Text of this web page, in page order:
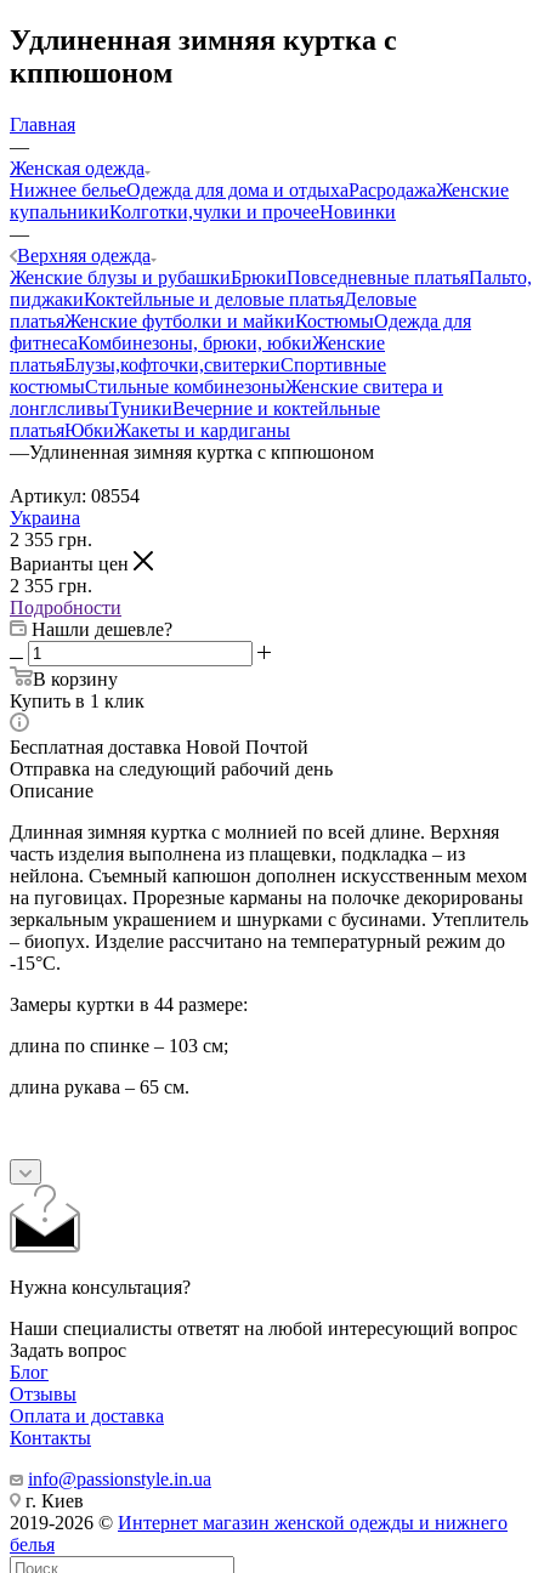
Удлиненная зимняя куртка с
кппюшоном
Главная
—
Женская одежда
Нижнее бельеОдежда для дома и отдыхаРасродажаЖенские
купальникиКолготки,чулки и прочееНовинки
—
Верхняя одежда
Женские блузы и рубашкиБрюкиПовседневные платьяПальто,
пиджакиКоктейльные и деловые платьяДеловые
платьяЖенские футболки и майкиКостюмыОдежда для
фитнесаКомбинезоны, брюки, юбкиЖенские
платьяБлузы,кофточки,свитеркиСпортивные
костюмыСтильные комбинезоныЖенские свитера и
лонглсливыТуникиВечерние и коктейльные
платьяЮбкиЖакеты и кардиганы
—Удлиненная зимняя куртка с кппюшоном
Артикул: 08554
Украина
2 355 грн.
Варианты цен
2 355 грн.
Подробности
Нашли дешевле?
В корзину
Купить в 1 клик
Бесплатная доставка Новой Почтой
Отправка на следующий рабочий день
Описание
Длинная зимняя куртка с молнией по всей длине. Верхняя
часть изделия выполнена из плащевки, подкладка – из
нейлона. Съемный капюшон дополнен искусственным мехом
на пуговицах. Прорезные карманы на полочке декорированы
зеркальным украшением и шнурками с бусинами. Утеплитель
– биопух. Изделие рассчитано на температурный режим до
-15°С.
Замеры куртки в 44 размере:
длина по спинке – 103 см;
длина рукава – 65 см.
Нужна консультация?
Наши специалисты ответят на любой интересующий вопрос
Задать вопрос
Блог
Отзывы
Оплата и доставка
Контакты
info@passionstyle.in.ua
г. Киев
2019-2026 © Интернет магазин женской одежды и нижнего
белья